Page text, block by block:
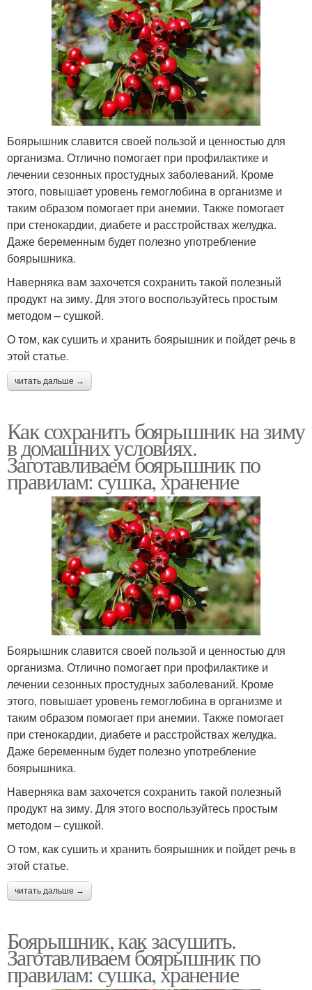
Боярышник славится своей пользой и ценностью для
организма. Отлично помогает при профилактике и
лечении сезонных простудных заболеваний. Кроме
этого, повышает уровень гемоглобина в организме и
таким образом помогает при анемии. Также помогает
при стенокардии, диабете и расстройствах желудка.
Даже беременным будет полезно употребление
боярышника.
Наверняка вам захочется сохранить такой полезный
продукт на зиму. Для этого воспользуйтесь простым
методом – сушкой.
О том, как сушить и хранить боярышник и пойдет речь в
этой статье.
читать дальше →
Как сохранить боярышник на зиму
в домашних условиях.
Заготавливаем боярышник по
правилам: сушка, хранение
Боярышник славится своей пользой и ценностью для
организма. Отлично помогает при профилактике и
лечении сезонных простудных заболеваний. Кроме
этого, повышает уровень гемоглобина в организме и
таким образом помогает при анемии. Также помогает
при стенокардии, диабете и расстройствах желудка.
Даже беременным будет полезно употребление
боярышника.
Наверняка вам захочется сохранить такой полезный
продукт на зиму. Для этого воспользуйтесь простым
методом – сушкой.
О том, как сушить и хранить боярышник и пойдет речь в
этой статье.
читать дальше →
Боярышник, как засушить.
Заготавливаем боярышник по
правилам: сушка, хранение